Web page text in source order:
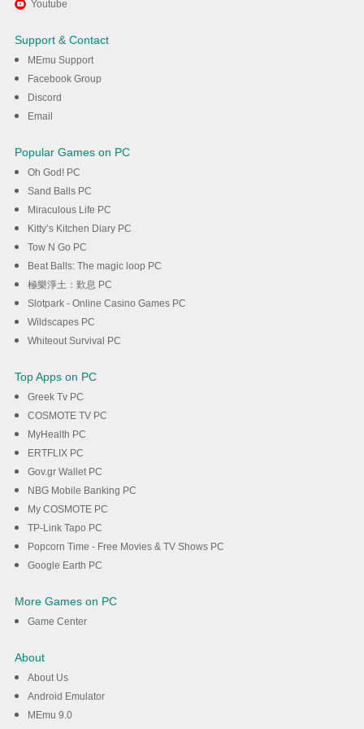
Horror Escape Run on PC with
Youtube
Support & Contact
MEmu Support
Facebook Group
Discord
Email
Popular Games on PC
Oh God! PC
Sand Balls PC
Miraculous Life PC
Kitty’s Kitchen Diary PC
Tow N Go PC
Beat Balls: The magic loop PC
極樂淨土：歎息 PC
Slotpark - Online Casino Games PC
Wildscapes PC
Whiteout Survival PC
Top Apps on PC
Greek Tv PC
COSMOTE TV PC
MyHealth PC
ERTFLIX PC
Gov.gr Wallet PC
NBG Mobile Banking PC
My COSMOTE PC
TP-Link Tapo PC
Popcorn Time - Free Movies & TV Shows PC
Google Earth PC
More Games on PC
Game Center
About
About Us
Android Emulator
MEmu 9.0